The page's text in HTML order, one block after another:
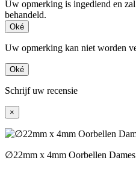
Uw opmerking is ingediend en
behandeld.
Oké
Uw opmerking kan niet worden
Oké
Schrijf uw recensie
×
∅22mm x 4mm Oorbellen